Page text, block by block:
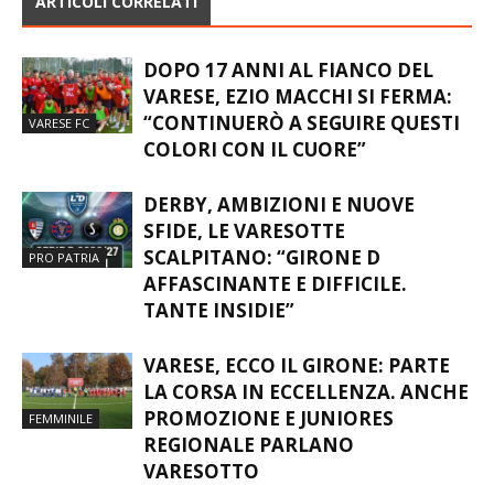
VARESE FC
DOPO 17 ANNI AL FIANCO DEL
VARESE, EZIO MACCHI SI FERMA:
“CONTINUERÒ A SEGUIRE QUESTI
COLORI CON IL CUORE”
PRO PATRIA
DERBY, AMBIZIONI E NUOVE
SFIDE, LE VARESOTTE
SCALPITANO: “GIRONE D
AFFASCINANTE E DIFFICILE.
TANTE INSIDIE”
FEMMINILE
VARESE, ECCO IL GIRONE: PARTE
LA CORSA IN ECCELLENZA. ANCHE
PROMOZIONE E JUNIORES
REGIONALE PARLANO
VARESOTTO